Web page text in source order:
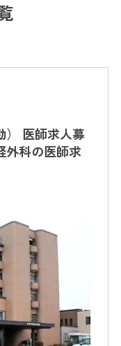
） 医師求人募
外科の医師求